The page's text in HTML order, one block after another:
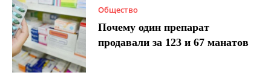
Общество
Почему один препарат
продавали за 123 и 67 манатов